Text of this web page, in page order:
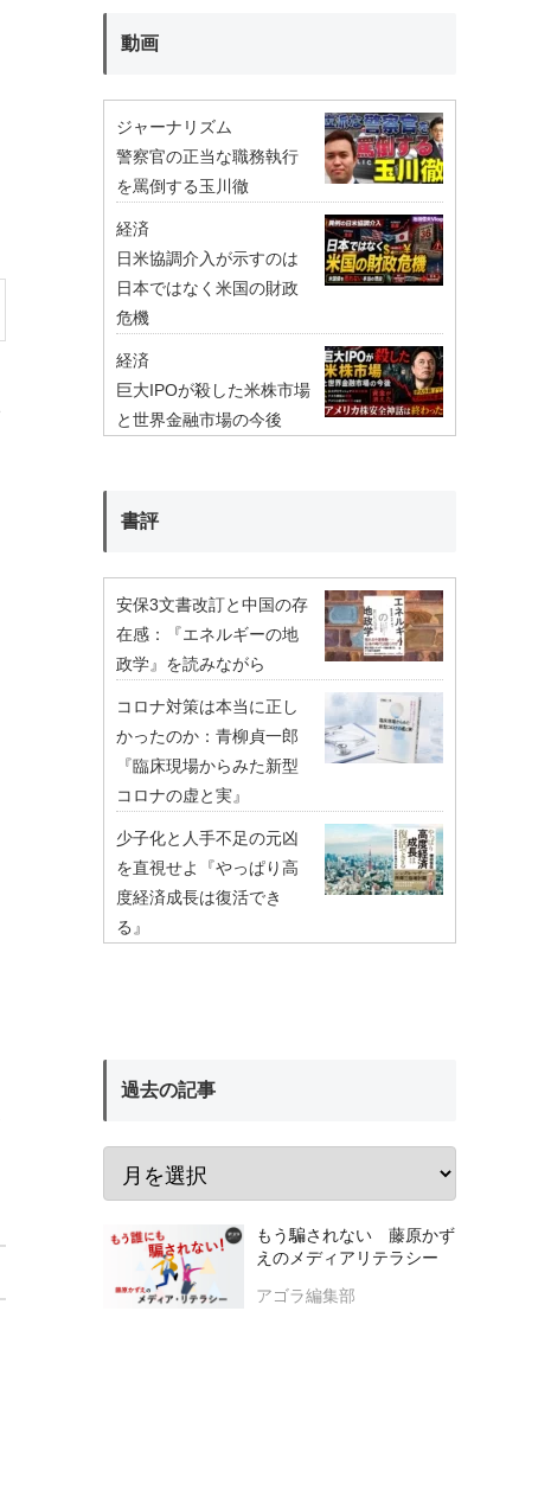
動画
ジャーナリズム
警察官の正当な職務執行
を罵倒する玉川徹
経済
日米協調介入が示すのは
日本ではなく米国の財政
危機
経済
巨大IPOが殺した米株市場
と世界金融市場の今後
書評
安保3文書改訂と中国の存
在感：『エネルギーの地
政学』を読みながら
コロナ対策は本当に正し
かったのか：青柳貞一郎
『臨床現場からみた新型
コロナの虚と実』
少子化と人手不足の元凶
を直視せよ『やっぱり高
度経済成長は復活でき
る』
過去の記事
もう騙されない 藤原かず
えのメディアリテラシー
アゴラ編集部